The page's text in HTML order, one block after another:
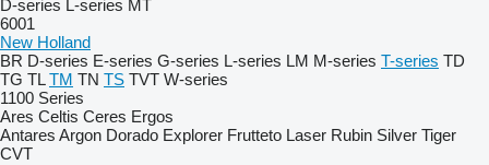
D-series L-series MT
6001
New Holland
BR D-series E-series G-series L-series LM M-series T-series TD
TG TL TM TN TS TVT W-series
1100 Series
Ares Celtis Ceres Ergos
Antares Argon Dorado Explorer Frutteto Laser Rubin Silver Tiger
CVT